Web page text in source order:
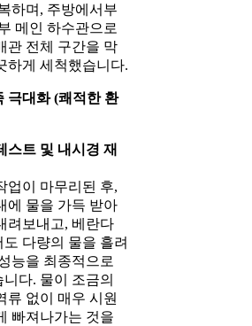
하며, 주방에서부
메인 하수관으로
관 전체 구간을 막
하게 세척했습니다.
극대화 (쾌적한 환
스트 및 내시경 재
업이 마무리된 후,
에 물을 가득 받아
려보내고, 베란다
다량의 물을 흘려
능을 최종적으로
다. 물이 조금의
류 없이 매우 시원
빠져나가는 것을